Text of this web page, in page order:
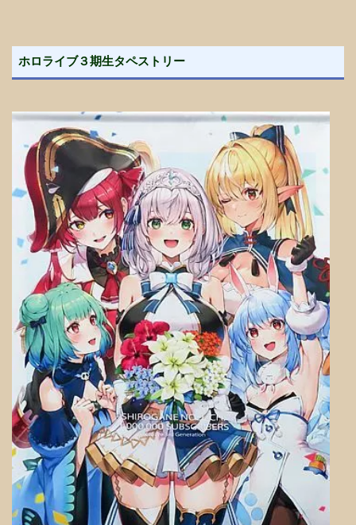
ホロライブ３期生タペストリー